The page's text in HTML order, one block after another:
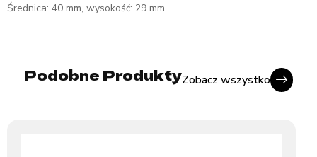
Średnica: 40 mm, wysokość: 29 mm.
Podobne ProduktyZobacz wszystko